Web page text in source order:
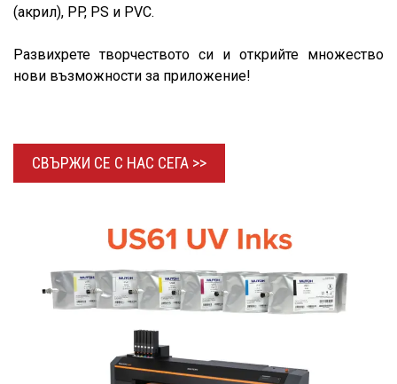
(акрил), PP, PS и PVC.
Развихрете творчеството си и открийте множество
нови възможности за приложение!
СВЪРЖИ СЕ С НАС СЕГА >>​​​​